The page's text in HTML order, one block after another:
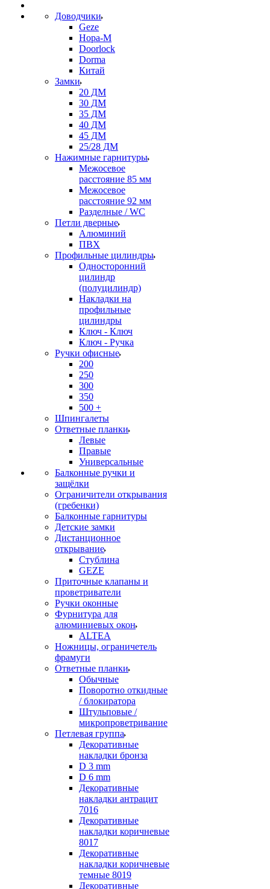
Доводчики
Geze
Нора-М
Doorlock
Dorma
Китай
Замки
20 ДМ
30 ДМ
35 ДМ
40 ДМ
45 ДМ
25/28 ДМ
Нажимные гарнитуры
Межосевое
расстояние 85 мм
Межосевое
расстояние 92 мм
Разделные / WC
Петли дверные
Алюминий
ПВХ
Профильные цилиндры
Односторонний
цилиндр
(полуцилиндр)
Накладки на
профильные
цилиндры
Ключ - Ключ
Ключ - Ручка
Ручки офисные
200
250
300
350
500 +
Шпингалеты
Ответные планки
Левые
Правые
Универсальные
Балконные ручки и
защёлки
Ограничители открывания
(гребенки)
Балконные гарнитуры
Детские замки
Дистанционное
открывание
Стублина
GEZE
Приточные клапаны и
проветриватели
Ручки оконные
Фурнитура для
алюминиевых окон
ALTEA
Ножницы, ограничетель
фрамуги
Ответные планки
Обычные
Поворотно откидные
/ блокиратора
Штульповые /
микропроветривание
Петлевая группа
Декоративные
накладки бронза
D 3 mm
D 6 mm
Декоративные
накладки антрацит
7016
Декоративные
накладки коричневые
8017
Декоративные
накладки коричневые
темные 8019
Декоративные